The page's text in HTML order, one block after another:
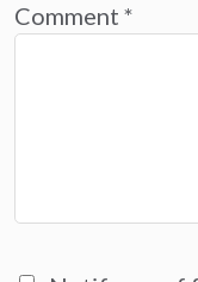
Comment *